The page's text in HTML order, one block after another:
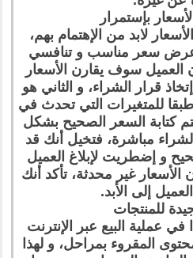
لابد من الإهتمام بهم،
سعر مناسب و تنافسي
العميل سوف يقارن الأسعار
قرار الشراء، و الثاني هو
للمتغيرات التي تحدث في
كتابة السعر الصحيح بشكل
مباشرة، فتخيل أنك قد
و إضطريت لإبلاغ العميل
الأسعار غير محدثة، تأكد أنك
إلى الأبد.
عملية البيع عبر الإنترنت
المقروء بمراحل، و لهذا